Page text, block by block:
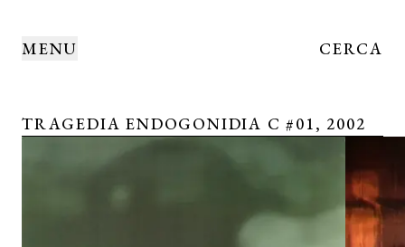
MENU CERCA
TRAGEDIA ENDOGONIDIA C #01, 2002